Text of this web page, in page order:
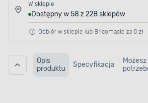
W sklepie
Dostępny w 58 z 228 sklepów
Odbiór w sklepie lub Bricomacie za 0 zł
Opis
produktu
Specyfikacja
Możesz